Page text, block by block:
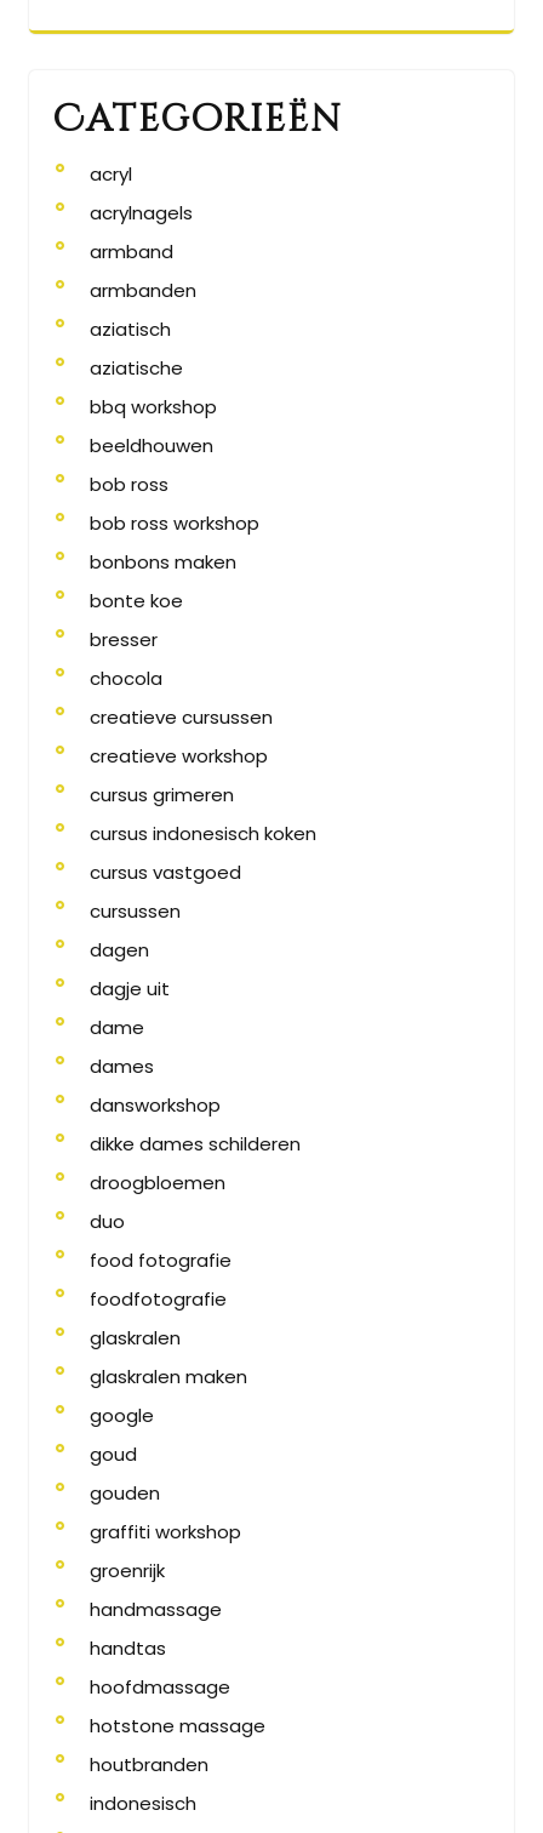
Categorieën
acryl
acrylnagels
armband
armbanden
aziatisch
aziatische
bbq workshop
beeldhouwen
bob ross
bob ross workshop
bonbons maken
bonte koe
bresser
chocola
creatieve cursussen
creatieve workshop
cursus grimeren
cursus indonesisch koken
cursus vastgoed
cursussen
dagen
dagje uit
dame
dames
dansworkshop
dikke dames schilderen
droogbloemen
duo
food fotografie
foodfotografie
glaskralen
glaskralen maken
google
goud
gouden
graffiti workshop
groenrijk
handmassage
handtas
hoofdmassage
hotstone massage
houtbranden
indonesisch